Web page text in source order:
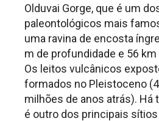
Olduvai Gorge, que é um
paleontológicos mais
uma ravina de encosta
m de profundidade e 56
Os leitos vulcânicos
formados no Pleistoceno
milhões de anos atrás). Há
é outro dos principais